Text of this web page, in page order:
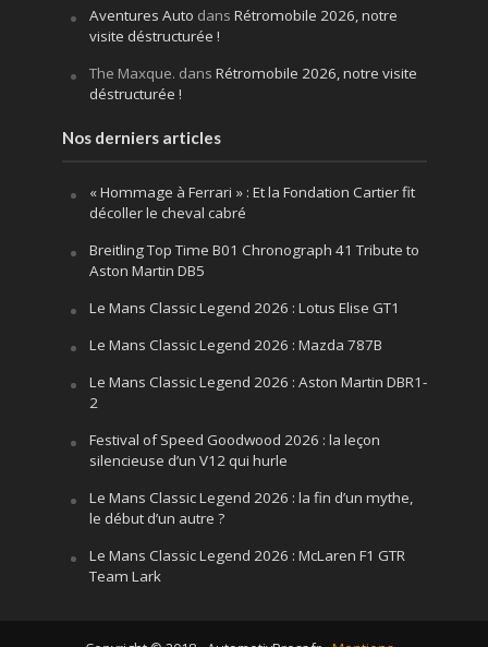
Aventures Auto dans Rétromobile 2026, notre
visite déstructurée !
The Maxque. dans Rétromobile 2026, notre visite
déstructurée !
Nos derniers articles
« Hommage à Ferrari » : Et la Fondation Cartier fit
décoller le cheval cabré
Breitling Top Time B01 Chronograph 41 Tribute to
Aston Martin DB5
Le Mans Classic Legend 2026 : Lotus Elise GT1
Le Mans Classic Legend 2026 : Mazda 787B
Le Mans Classic Legend 2026 : Aston Martin DBR1-
2
Festival of Speed Goodwood 2026 : la leçon
silencieuse d’un V12 qui hurle
Le Mans Classic Legend 2026 : la fin d’un mythe,
le début d’un autre ?
Le Mans Classic Legend 2026 : McLaren F1 GTR
Team Lark